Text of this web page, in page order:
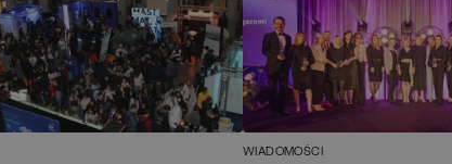
WIADOMOŚCI